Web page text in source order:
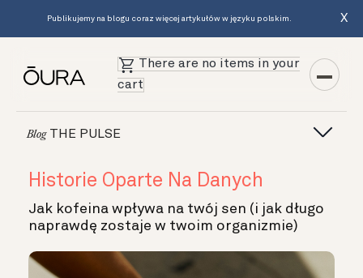
Publikujemy na blogu coraz więcej artykułów w języku polskim. X
There are no items in your
cart
BlogTHE PULSE
Historie Oparte Na Danych
Jak kofeina wpływa na twój sen (i jak długo
naprawdę zostaje w twoim organizmie)